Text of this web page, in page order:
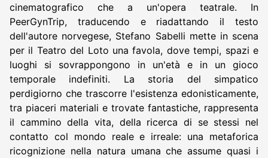
cinematografico che a un'opera teatrale. In
PeerGynTrip, traducendo e riadattando il testo
dell'autore norvegese, Stefano Sabelli mette in scena
per il Teatro del Loto una favola, dove tempi, spazi e
luoghi si sovrappongono in un'età e in un gioco
temporale indefiniti. La storia del simpatico
perdigiorno che trascorre l'esistenza edonisticamente,
tra piaceri materiali e trovate fantastiche, rappresenta
il cammino della vita, della ricerca di se stessi nel
contatto col mondo reale e irreale: una metaforica
ricognizione nella natura umana che assume quasi i